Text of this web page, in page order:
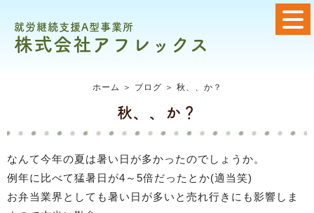
就労継続支援A型事業所
株式会社アフレックス
ホーム ＞ ブログ ＞ 秋、、か？
秋、、か？
なんて今年の夏は暑い日が多かったのでしょうか。
例年に比べて猛暑日が4～5倍だったとか(適当笑)
​​​​​​お弁当業界としても暑い日が多いと売れ行きにも影響しま